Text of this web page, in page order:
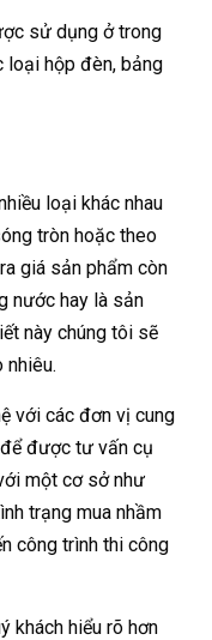
sử dụng ở trong
loại hộp đèn, bảng
loại khác nhau
tròn hoặc theo
giá sản phẩm còn
nước hay là sản
này chúng tôi sẽ
nhiêu.
với các đơn vị cung
được tư vấn cụ
một cơ sở như
trạng mua nhầm
công trình thi công
khách hiểu rõ hơn